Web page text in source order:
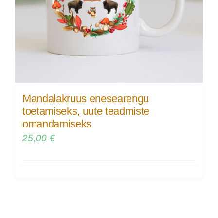
Mandalakruus enesearengu
toetamiseks, uute teadmiste
omandamiseks
25,00 €